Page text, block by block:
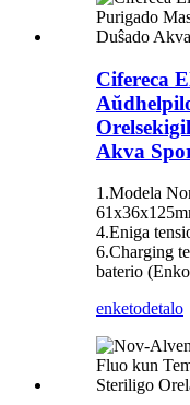
Cifereca
Akva
1.Modela
4.Eniga
6.Charging
baterio
enketodetalo